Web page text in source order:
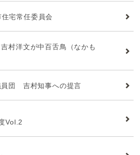
宅常任委員会
村洋文が中百舌鳥（なかも
員団 吉村知事への提言
Vol.2